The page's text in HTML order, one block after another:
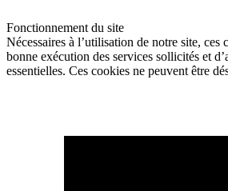
Fonctionnement du site
Nécessaires à l’utilisation de notre site, ces
bonne exécution des services sollicités et
essentielles. Ces cookies ne peuvent être